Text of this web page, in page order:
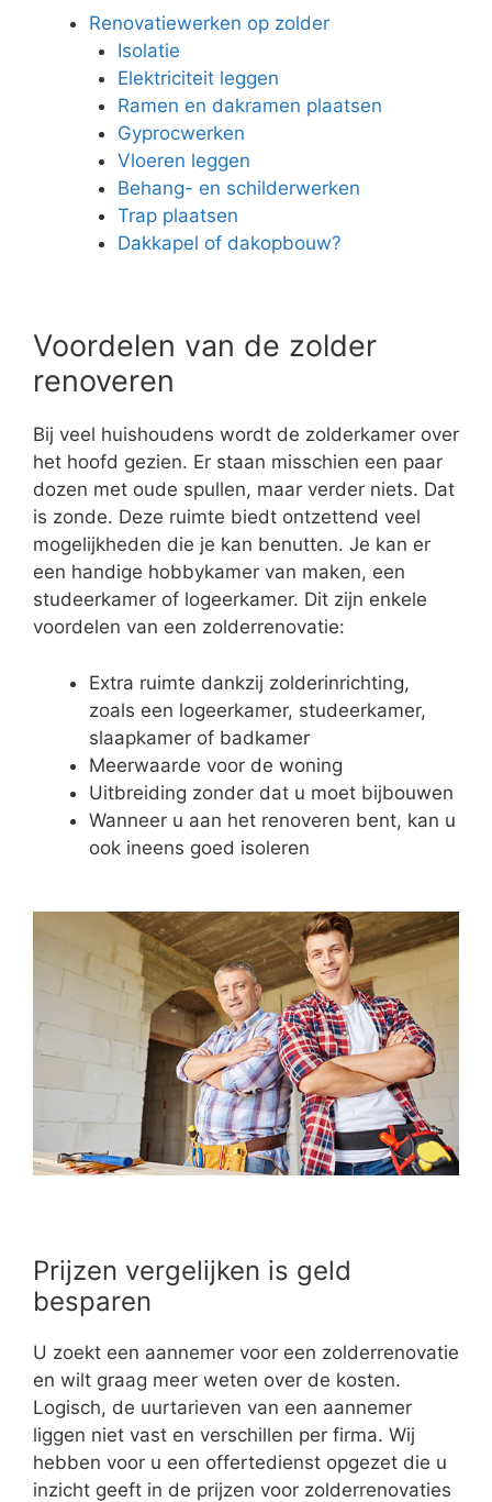
Renovatiewerken op zolder
Isolatie
Elektriciteit leggen
Ramen en dakramen plaatsen
Gyprocwerken
Vloeren leggen
Behang- en schilderwerken
Trap plaatsen
Dakkapel of dakopbouw?
Voordelen van de zolder
renoveren
Bij veel huishoudens wordt de zolderkamer over
het hoofd gezien. Er staan misschien een paar
dozen met oude spullen, maar verder niets. Dat
is zonde. Deze ruimte biedt ontzettend veel
mogelijkheden die je kan benutten. Je kan er
een handige hobbykamer van maken, een
studeerkamer of logeerkamer. Dit zijn enkele
voordelen van een zolderrenovatie:
Extra ruimte dankzij zolderinrichting,
zoals een logeerkamer, studeerkamer,
slaapkamer of badkamer
Meerwaarde voor de woning
Uitbreiding zonder dat u moet bijbouwen
Wanneer u aan het renoveren bent, kan u
ook ineens goed isoleren
Prijzen vergelijken is geld
besparen
U zoekt een aannemer voor een zolderrenovatie
en wilt graag meer weten over de kosten.
Logisch, de uurtarieven van een aannemer
liggen niet vast en verschillen per firma. Wij
hebben voor u een offertedienst opgezet die u
inzicht geeft in de prijzen voor zolderrenovaties